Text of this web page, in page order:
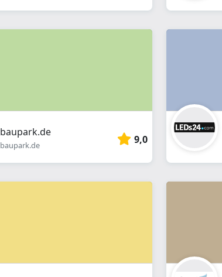
baupark.de
baupark.de 9,0